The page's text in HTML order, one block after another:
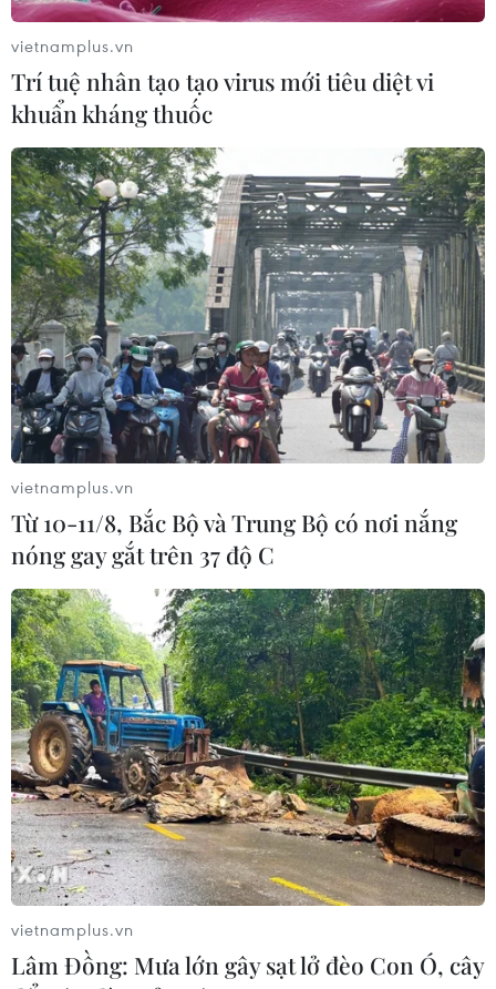
vietnamplus.vn
Trí tuệ nhân tạo tạo virus mới tiêu diệt vi
khuẩn kháng thuốc
vietnamplus.vn
Từ 10-11/8, Bắc Bộ và Trung Bộ có nơi nắng
nóng gay gắt trên 37 độ C
vietnamplus.vn
Lâm Đồng: Mưa lớn gây sạt lở đèo Con Ó, cây